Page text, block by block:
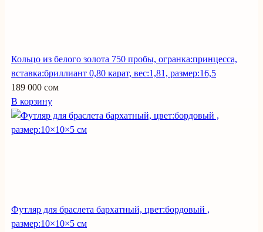
Кольцо из белого золота 750 пробы, огранка:принцесса,
вставка:бриллиант 0,80 карат, вес:1,81, размер:16,5
189 000 сом
В корзину
Футляр для браслета бархатный, цвет:бордовый ,
размер:10×10×5 см